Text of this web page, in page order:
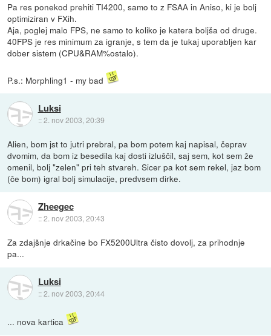
Pa res ponekod prehiti TI4200, samo to z FSAA in Aniso, ki je bolj
optimiziran v FXih.
Aja, poglej malo FPS, ne samo to koliko je katera boljša od druge.
40FPS je res minimum za igranje, s tem da je tukaj uporabljen kar
dober sistem (CPU&RAM%ostalo).
P.s.: Morphling1 - my bad
Luksi
::2. nov 2003, 20:39
Alien, bom jst to jutri prebral, pa bom potem kaj napisal, čeprav
dvomim, da bom iz besedila kaj dosti izluščil, saj sem, kot sem že
omenil, bolj "zelen" pri teh stvareh. Sicer pa kot sem rekel, jaz bom
(če bom) igral bolj simulacije, predvsem dirke.
Zheegec
::2. nov 2003, 20:43
Za zdajšnje drkačine bo FX5200Ultra čisto dovolj, za prihodnje
pa...
Luksi
::2. nov 2003, 20:44
... nova kartica